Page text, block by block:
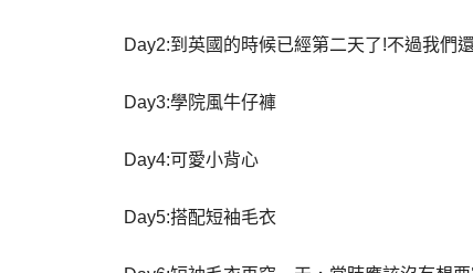
Day2:到英國的時候已經第二天了!不過我們
Day3:學院風牛仔褲
Day4:可愛小背心
Day5:搭配短袖毛衣